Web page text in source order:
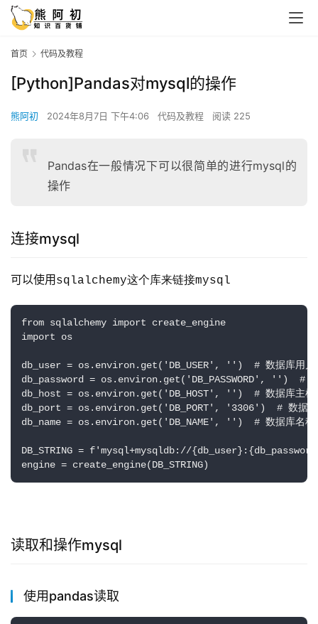
首页 代码及教程
[Python]Pandas对mysql的操作
熊阿初 2024年8月7日 下午4:06 代码及教程 阅读 225
Pandas在一般情况下可以很简单的进行mysql的
操作
连接mysql
可以使用 sqlalchemy这个库来链接mysql
from sqlalchemy import create_engine
import os
db_user = os.environ.get('DB_USER', '')  # 数据库用户
db_password = os.environ.get('DB_PASSWORD', '')  # 数
db_host = os.environ.get('DB_HOST', '')  # 数据库主机
db_port = os.environ.get('DB_PORT', '3306')  # 数据库
db_name = os.environ.get('DB_NAME', '')  # 数据库名称
DB_STRING = f'mysql+mysqldb://
读取和操作mysql
使用pandas读取